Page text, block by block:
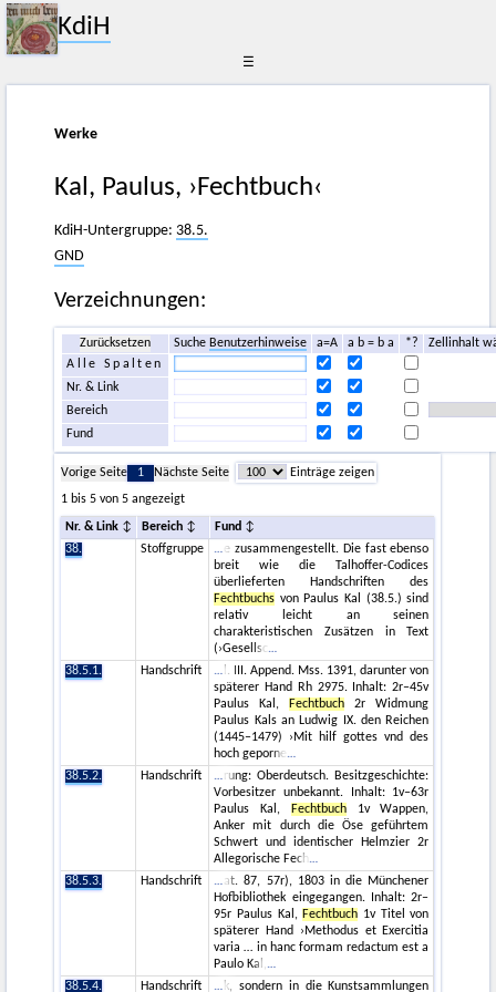
KdiH
☰
Werke
Kal, Paulus, ›Fechtbuch‹
KdiH-Untergruppe: 38.5.
GND
Verzeichnungen:
Zurücksetzen Suche Benutzerhinweise a=A a b = b a *?
Zellinhalt
Alle Spalten
Nr. & Link
Bereich
Fund
Vorige Seite 1 Nächste Seite
Einträge zeigen
1 bis 5 von 5 angezeigt
Nr. & Link Bereich
Fund
38.
Stoffgruppe
e zusammengestellt. Die fast ebenso
breit wie die Talhoffer-Codices
überlieferten Handschriften des
Fechtbuchs von Paulus Kal (38.5.) sind
relativ leicht an seinen
charakteristischen Zusätzen in Text
(›Gesellsc
38.5.1.
Handschrift
l. III. Append. Mss. 1391, darunter von
späterer Hand Rh 2975. Inhalt: 2r–45v
Paulus Kal,Fechtbuch 2r Widmung
Paulus Kals an Ludwig IX. den Reichen
(1445–1479) ›Mit hilf gottes vnd des
hoch geporne
38.5.2.
Handschrift
rung: Oberdeutsch. Besitzgeschichte:
Vorbesitzer unbekannt. Inhalt: 1v–63r
Paulus Kal, Fechtbuch1v Wappen,
Anker mit durch die Öse geführtem
Schwert und identischer Helmzier 2r
Allegorische Fech
38.5.3.
Handschrift
at. 87, 57r), 1803 in die Münchener
Hofbibliothek eingegangen. Inhalt: 2r–
95r Paulus Kal,Fechtbuch 1v Titel von
späterer Hand ›Methodus et Exercitia
varia … in hanc formam redactum est a
Paulo Kal,
38.5.4.
Handschrift k, sondern in die Kunstsammlungen